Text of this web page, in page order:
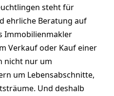
steht für
ehrliche Beratung auf
Immobilienmakler
Verkauf oder Kauf einer
nicht nur um
um Lebensabschnitte,
Und deshalb